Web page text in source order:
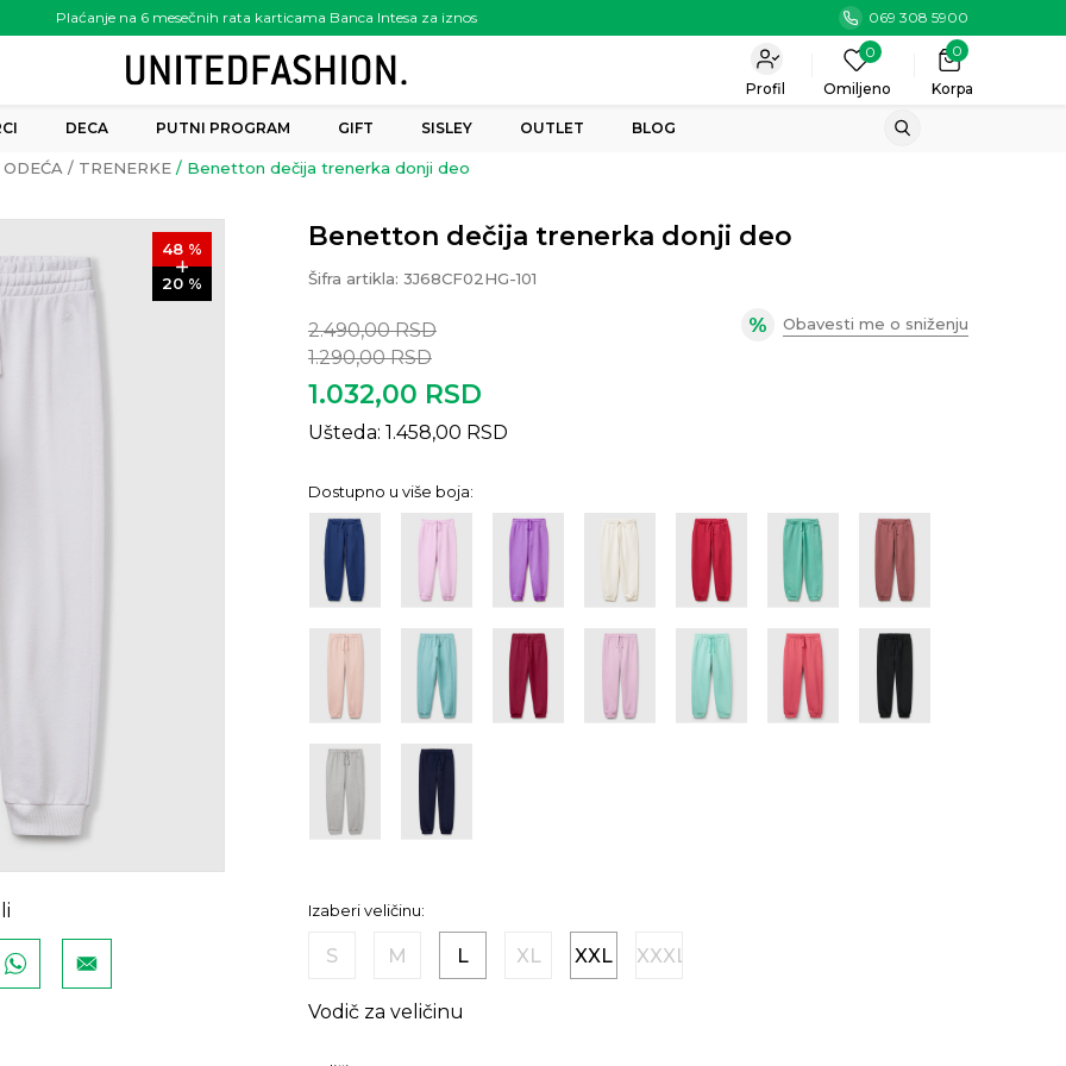
Plaćanje na 6 mesečnih rata karticama Banca Intesa za iznos
preko 6.000.00 rsd
069 308 5900
Korpa
0
0
Omiljeno
Profil
DECA PUTNI PROGRAM GIFT SISLEY OUTLET BLOG
ODEĆA TRENERKE Benetton dečija trenerka donji deo
48 %
20 %
Benetton dečija trenerka donji deo
Šifra artikla: 3J68CF02HG-101
2.490,00 RSD
1.290,00 RSD
1.032,00 RSD
Ušteda: 1.458,00 RSD
Obavesti me o sniženju
Dostupno u više boja:
Izaberi veličinu:
S M L XL XXL XXXL
Vodič za veličinu